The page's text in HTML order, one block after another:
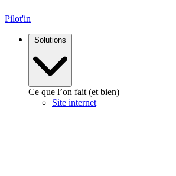
Pilot'in
Solutions
Ce que l’on fait (et bien)
Site internet